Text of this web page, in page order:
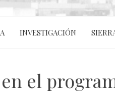
INVESTIGACIÓN
el